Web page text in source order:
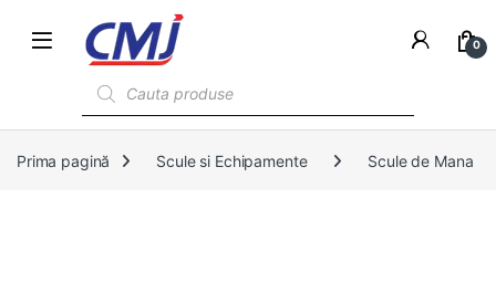
0
Prima pagină Scule si Echipamente Scule de Mana